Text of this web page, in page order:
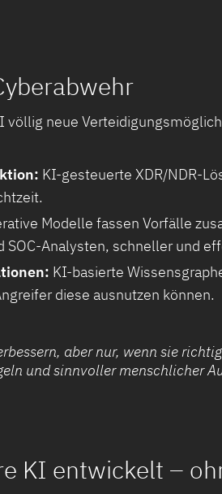
völlig neue
KI-gesteuerte XDR/NDR-
Modelle fassen Vorfälle
SOC-Analysten, schneller und
KI-basierte
diese ausnutzen können.
aber nur, wenn sie
und sinnvoller menschlicher
KI entwickelt –